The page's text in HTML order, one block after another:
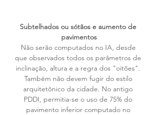
Subtelhados ou sótãos e aumento de
pavimentos
Não serão computados no IA, desde
que observados todos os parâmetros de
inclinação, altura e a regra dos "oitões".
Também não devem fugir do estilo
arquitetônico da cidade. No antigo
PDDI, permitia-se o uso de 75% do
pavimento inferior computado no